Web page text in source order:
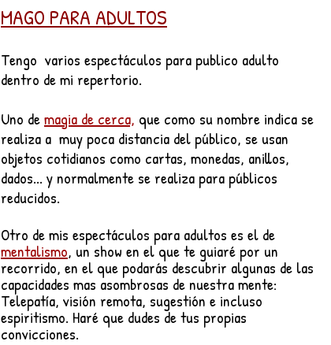
MAGO PARA ADULTOS
Tengo varios espectáculos para publico adulto
dentro de mi repertorio.
Uno demagia de cerca, que como su nombre indica se
realiza a muy poca distancia del público, se usan
objetos cotidianos como cartas, monedas, anillos,
dados... y normalmente se realiza para públicos
reducidos.
Otro de mis espectáculos para adultos es el de
mentalismo, un show en el que te guiaré por un
recorrido, en el que podarás descubrir algunas de las
capacidades mas asombrosas de nuestra mente:
Telepatía, visión remota, sugestión e incluso
espiritismo. Haré que dudes de tus propias
convicciones.